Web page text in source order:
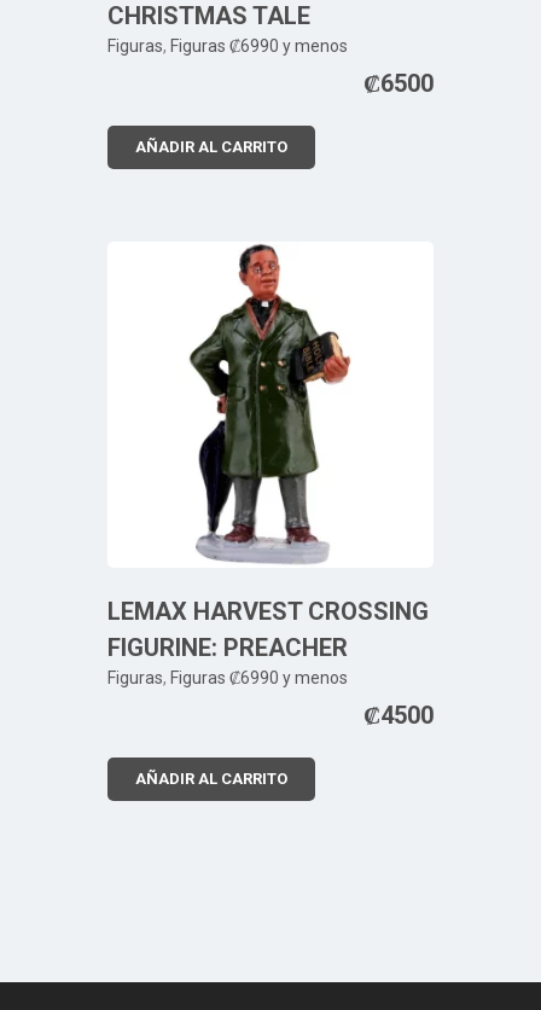
CHRISTMAS TALE
Figuras, Figuras ₡6990 y menos
₡6500
AÑADIR AL CARRITO
LEMAX HARVEST CROSSING
FIGURINE: PREACHER
Figuras, Figuras ₡6990 y menos
₡4500
AÑADIR AL CARRITO